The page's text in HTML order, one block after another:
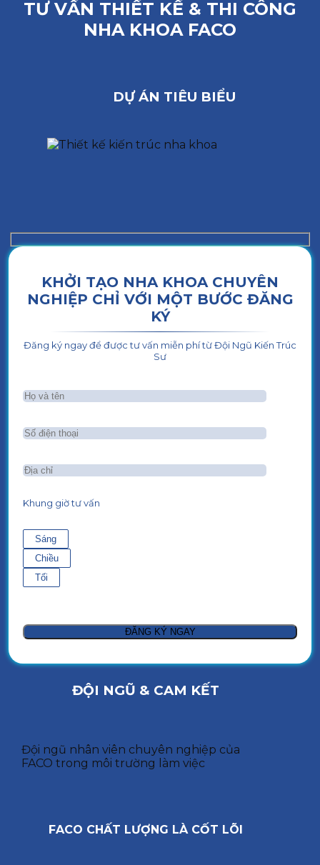
TƯ VẤN THIẾT KẾ & THI CÔNG
NHA KHOA FACO
DỰ ÁN TIÊU BIỂU
KHỞI TẠO NHA KHOA CHUYÊN
NGHIỆP CHỈ VỚI MỘT BƯỚC ĐĂNG
KÝ
Đăng ký ngay để được tư vấn miễn phí từ Đội Ngũ Kiến Trúc
Sư
Khung giờ tư vấn
Sáng
Chiều
Tối
ĐỘI NGŨ & CAM KẾT
Đội ngũ nhân viên chuyên nghiệp của
FACO trong môi trường làm việc
FACO CHẤT LƯỢNG LÀ CỐT LÕI